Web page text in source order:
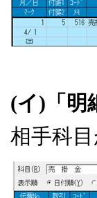
(イ)「明
相手科